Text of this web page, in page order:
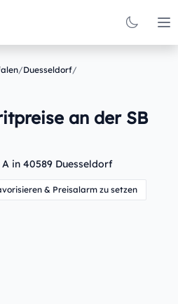
/Duesseldorf/
an der SB
in 40589 Duesseldorf
& Preisalarm zu setzen